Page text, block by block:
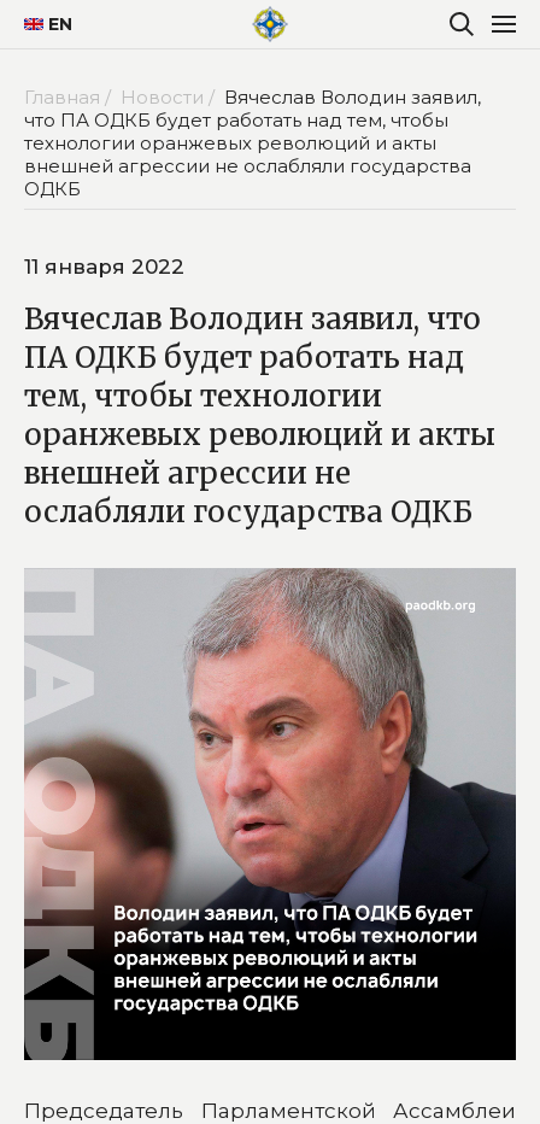
EN
Главная / Новости / Вячеслав Володин заявил,
что ПА ОДКБ будет работать над тем, чтобы
технологии оранжевых революций и акты
внешней агрессии не ослабляли государства
ОДКБ
11 января 2022
Вячеслав Володин заявил, что
ПА ОДКБ будет работать над
тем, чтобы технологии
оранжевых революций и акты
внешней агрессии не
ослабляли государства ОДКБ
Председатель Парламентской Ассамблеи